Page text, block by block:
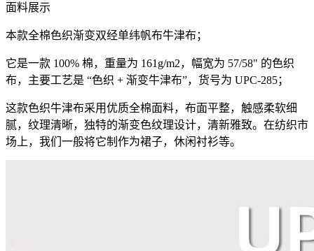
面料展示
本款全棉色织渐变双经单纬帆布牛津布；
它是一款 100% 棉，重量为 161g/m2，幅宽为 57/58" 的色织
布，主要工艺是 “色织 + 渐变牛津布”，货号为 UPC-285；
这款色织牛津布采用优质全棉面料，布面平整，触感柔软细
腻，纹理清晰，独特的渐变色纹理设计，清新雅致。在纺织市
场上，我们一般将它制作为裙子，休闲衬衫等。